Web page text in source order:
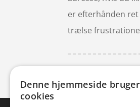
er efterhånden ret
trælse
Denne hjemmeside bruger
cookies